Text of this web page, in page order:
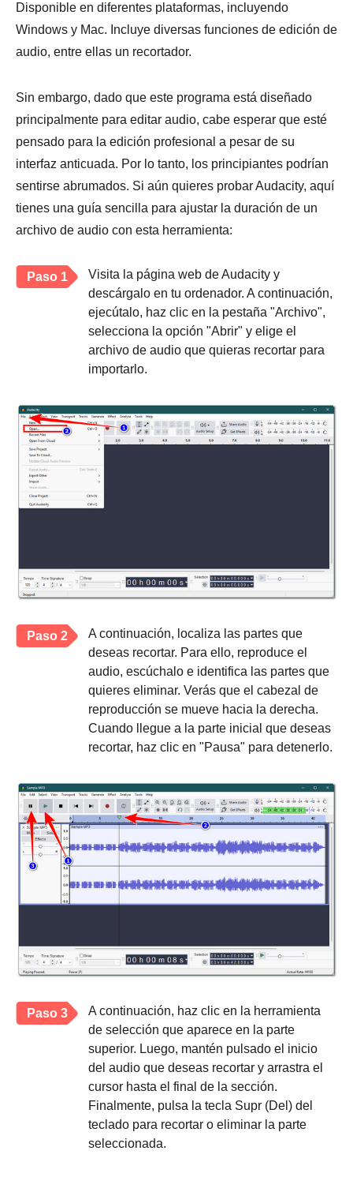
Disponible en diferentes plataformas, incluyendo
Windows y Mac. Incluye diversas funciones de edición de
audio, entre ellas un recortador.
Sin embargo, dado que este programa está diseñado
principalmente para editar audio, cabe esperar que esté
pensado para la edición profesional a pesar de su
interfaz anticuada. Por lo tanto, los principiantes podrían
sentirse abrumados. Si aún quieres probar Audacity, aquí
tienes una guía sencilla para ajustar la duración de un
archivo de audio con esta herramienta:
Paso 1
Visita la página web de Audacity y
descárgalo en tu ordenador. A continuación,
ejecútalo, haz clic en la pestaña "Archivo",
selecciona la opción "Abrir" y elige el
archivo de audio que quieras recortar para
importarlo.
Paso 2
A continuación, localiza las partes que
deseas recortar. Para ello, reproduce el
audio, escúchalo e identifica las partes que
quieres eliminar. Verás que el cabezal de
reproducción se mueve hacia la derecha.
Cuando llegue a la parte inicial que deseas
recortar, haz clic en "Pausa" para detenerlo.
Paso 3
A continuación, haz clic en la herramienta
de selección que aparece en la parte
superior. Luego, mantén pulsado el inicio
del audio que deseas recortar y arrastra el
cursor hasta el final de la sección.
Finalmente, pulsa la tecla Supr (Del) del
teclado para recortar o eliminar la parte
seleccionada.